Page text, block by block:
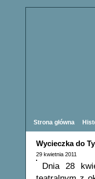
Strona główna
Wycieczka do
29 kwietnia 2011
Dnia 28